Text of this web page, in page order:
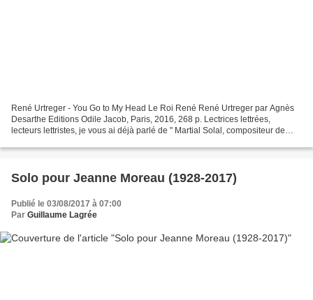
René Urtreger - You Go to My Head Le Roi René René Urtreger par Agnès
Desarthe Editions Odile Jacob, Paris, 2016, 268 p. Lectrices lettrées,
lecteurs lettristes, je vous ai déjà parlé de " Martial Solal, compositeur de
Solo pour Jeanne Moreau (1928-2017)
Publié le 03/08/2017 à 07:00
Par Guillaume Lagrée